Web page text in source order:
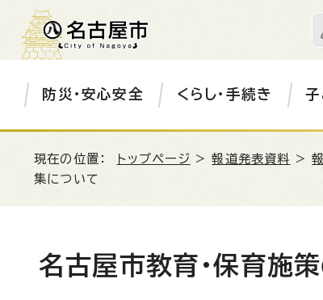
防災・安心安全 くらし・手続き 子
現在の位置： トップページ >報道発表資料 >
集について
名古屋市教育・保育施